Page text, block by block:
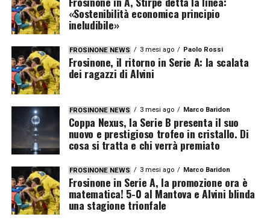
«Sostenibilità economica principio
ineludibile»
FROSINONE NEWS 3 mesi ago Paolo Rossi
Frosinone, il ritorno in Serie A: la scalata
dei ragazzi di Alvini
FROSINONE NEWS 3 mesi ago Marco Baridon
Coppa Nexus, la Serie B presenta il suo
nuovo e prestigioso trofeo in cristallo. Di
cosa si tratta e chi verrà premiato
FROSINONE NEWS 3 mesi ago Marco Baridon
Frosinone in Serie A, la promozione ora è
matematica! 5-0 al Mantova e Alvini blinda
una stagione trionfale